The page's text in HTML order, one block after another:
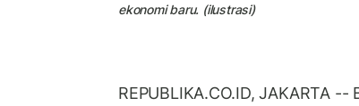
ekonomi baru. (ilustrasi)
REPUBLIKA.CO.ID, JAKARTA